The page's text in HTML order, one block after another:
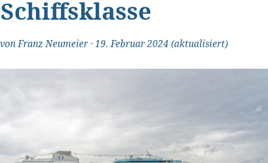
Schiffsklasse
vonFranz Neumeier·19. Februar 2024 (aktualisiert)
"Transparent und ehrlich"